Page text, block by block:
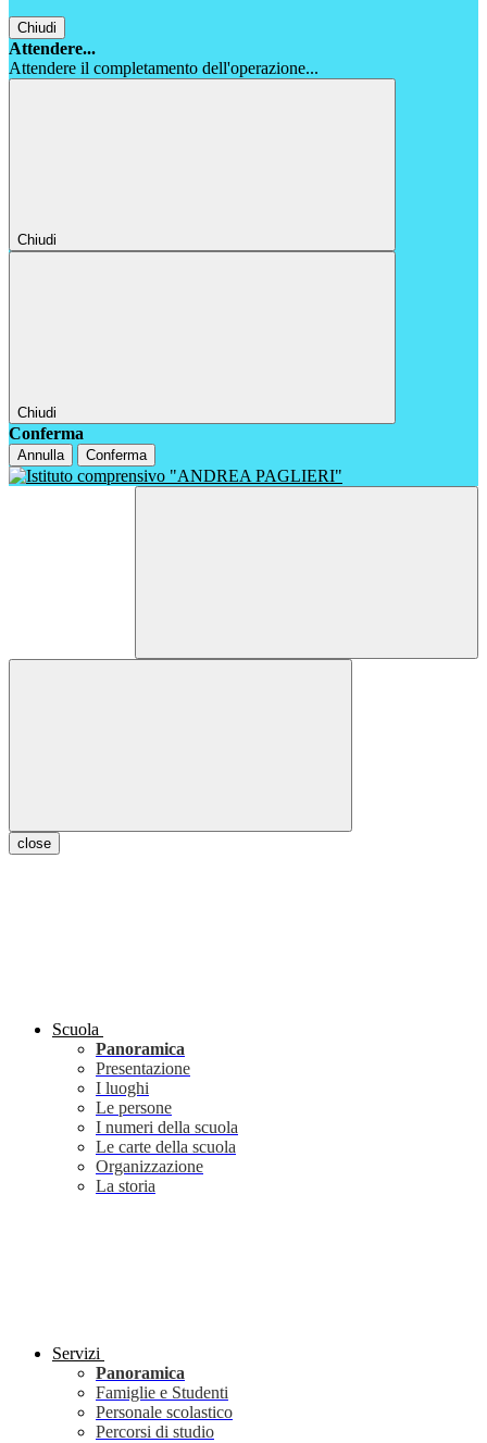
Chiudi
Attendere...
Attendere il completamento dell'operazione...
Chiudi
Chiudi
Conferma
Annulla Conferma
close
Scuola
Panoramica
Presentazione
I luoghi
Le persone
I numeri della scuola
Le carte della scuola
Organizzazione
La storia
Servizi
Panoramica
Famiglie e Studenti
Personale scolastico
Percorsi di studio